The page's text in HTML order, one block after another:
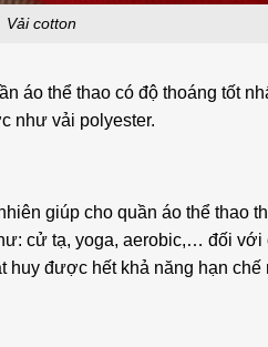
Vải cotton
áo thể thao có độ thoáng tốt
như vải polyester.
giúp cho quần áo thể thao
cử tạ, yoga, aerobic,… đối
được hết khả năng hạn